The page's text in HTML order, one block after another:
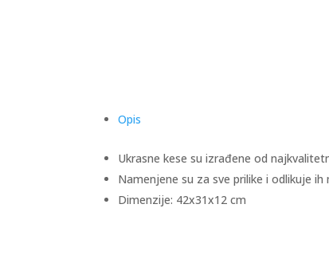
Opis
Ukrasne kese su izrađene od
Namenjene su za sve prilike i odlikuje ih
Dimenzije: 42x31x12 cm